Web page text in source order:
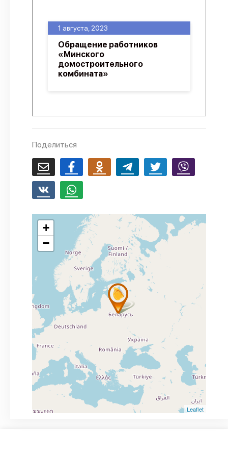
Политика конфиденциальности
1 августа, 2023
Обращение работников
«Минского
домостроительного
комбината»
Поделиться
+
−
Leaflet